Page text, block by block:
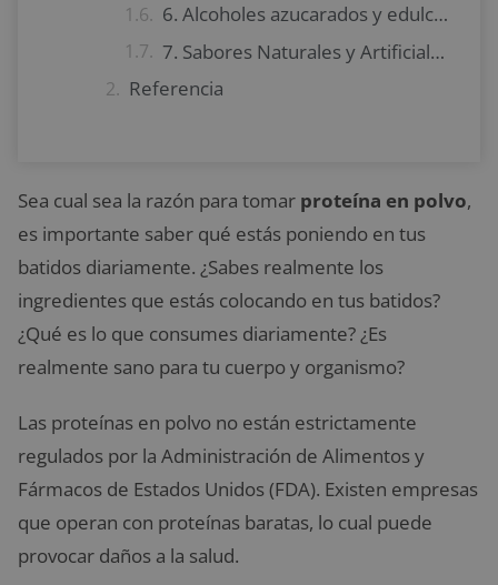
6. Alcoholes azucarados y edulcorantes artificiales
7. Sabores Naturales y Artificiales
Referencia
Sea cual sea la razón para tomar proteína en polvo,
es importante saber qué estás poniendo en tus
batidos diariamente. ¿Sabes realmente los
ingredientes que estás colocando en tus batidos?
¿Qué es lo que consumes diariamente? ¿Es
realmente sano para tu cuerpo y organismo?
Las proteínas en polvo no están estrictamente
regulados por la Administración de Alimentos y
Fármacos de Estados Unidos (FDA). Existen empresas
que operan con proteínas baratas, lo cual puede
provocar daños a la salud.